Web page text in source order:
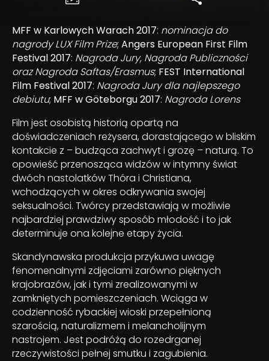
MFF w Karlowych Warach 2017: nominacja do
nagrody LUX Film Prize; Angers European First Film
Festival 2017: Nagroda Jury, Nagroda Publiczności
oraz Nagroda Saftas/Erasmus; FEST International
Film Festival 2017: Nagroda Jury dla najlepszego
debiutu; MFF w Göteborgu 2017: Nagroda Lorens
Film jest osobistą historią opartą na
doświadczeniach reżysera, dorastającego w bliskim
kontakcie z – budząca zachwyt i grozę – naturą. To
opowieść przenosząca widzów w intymny świat
dwóch nastolatków Thóra i Christiana,
wchodzących w okres odkrywania swojej
seksualności. Twórcy przedstawiają w możliwie
najbardziej prawdziwy sposób młodość i to jak
determinuje ona kolejne etapy życia.
Skandynawska produkcja przykuwa uwagę
fenomenalnymi zdjęciami zarówno pięknych
krajobrazów, jak i tymi zrealizowanymi w
zamkniętych pomieszczeniach. Wciąga w
codzienność rybackiej wioski przepełnioną
szarością, naturalizmem i melancholijnym
nastrojem. Jest podróżą do rozedrganej
rzeczywistości pełnej smutku i zagubienia.